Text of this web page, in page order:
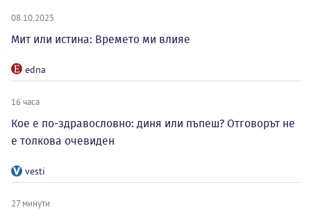
08.10.2025
Мит или истина: Времето ми влияе
edna
16 часа
Кое е по-здравословно: диня или пъпеш? Отговорът не
е толкова очевиден
vesti
27 минути